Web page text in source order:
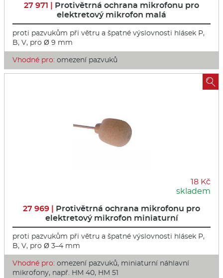
27 971 | Protivětrná ochrana mikrofonu pro
elektretový mikrofon malá
proti pazvukům při větru a špatné výslovnosti hlásek P,
B, V, pro Ø 9 mm
Vhodné pro: omezení pazvuků
18 Kč
skladem
27 969 | Protivětrná ochrana mikrofonu pro
elektretový mikrofon miniaturní
proti pazvukům při větru a špatné výslovnosti hlásek P,
B, V, pro Ø 3–4 mm
Vhodné pro: omezení pazvuků, miniaturní náhlavní
mikrofony, např. HM 40, HM 51
